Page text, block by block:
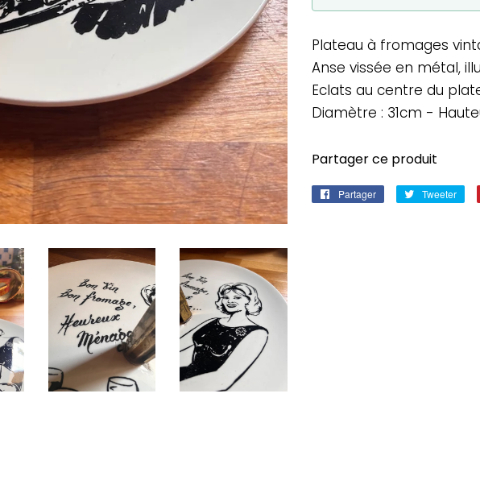
Plateau à fromages
Anse vissée en métal,
Eclats au centre du
Diamètre : 31cm -
Partager ce produit
Partager
Partager Tweeter